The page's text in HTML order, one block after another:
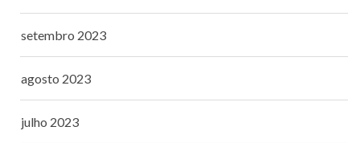
setembro 2023
agosto 2023
julho 2023